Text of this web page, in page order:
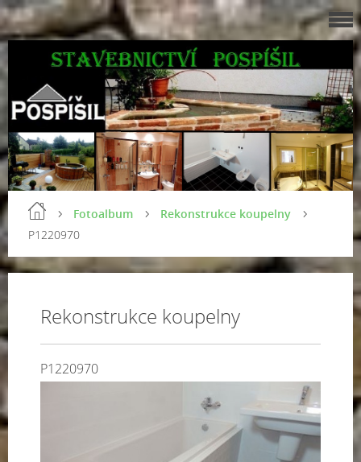
Fotoalbum
Rekonstrukce koupelny
P1220970
Rekonstrukce koupelny
P1220970